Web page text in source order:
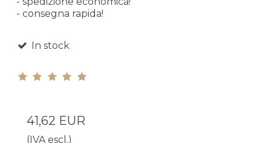
- consegna rapida!
In stock
41,62 EUR
(IVA escl.)